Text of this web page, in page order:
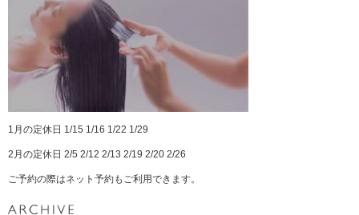
1月の定休日 1/15 1/16 1/22 1/29
2月の定休日 2/5 2/12 2/13 2/19 2/20 2/26
ご予約の際はネット予約もご利用できます。